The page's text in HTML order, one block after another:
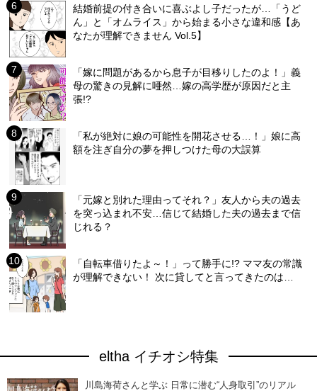
結婚前提の付き合いに喜ぶよし子だったが…「うど
ん」と「オムライス」から始まる小さな違和感【あ
なたが理解できません Vol.5】
「嫁に問題があるから息子が目移りしたのよ！」義
母の驚きの見解に唖然…嫁の高学歴が原因だと主
張!?
「私が絶対に娘の可能性を開花させる…！」娘に高
額を注ぎ自分の夢を押しつけた母の大誤算
「元嫁と別れた理由ってそれ？」友人から夫の過去
を突っ込まれ不安…信じて結婚した夫の過去まで信
じれる？
「自転車借りたよ～！」って勝手に!? ママ友の常識
が理解できない！ 次に貸してと言ってきたのは…
eltha イチオシ特集
川島海荷さんと学ぶ 日常に潜む“人身取引”のリアル